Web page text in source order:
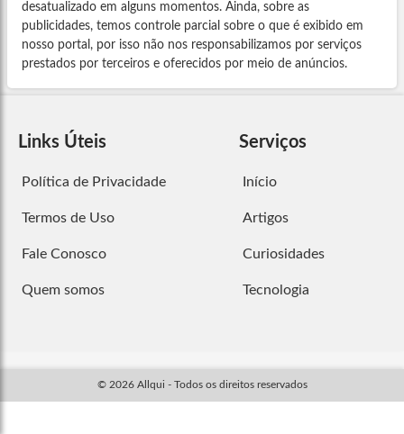
desatualizado em alguns momentos. Ainda, sobre as
publicidades, temos controle parcial sobre o que é exibido em
nosso portal, por isso não nos responsabilizamos por serviços
prestados por terceiros e oferecidos por meio de anúncios.
Links Úteis
Política de Privacidade
Termos de Uso
Fale Conosco
Quem somos
Serviços
Início
Artigos
Curiosidades
Tecnologia
© 2026 Allqui - Todos os direitos reservados